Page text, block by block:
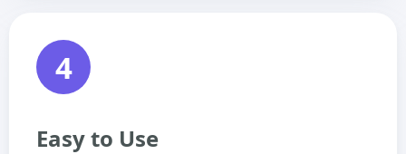
4
Easy to Use